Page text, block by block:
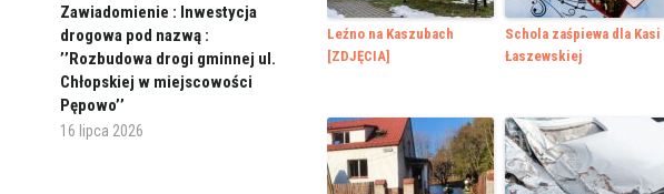
Zawiadomienie : Inwestycja
drogowa pod nazwą :
’’Rozbudowa drogi gminnej ul.
Chłopskiej w miejscowości
Pępowo’’
16 lipca 2026
Leźno na Kaszubach
[ZDJĘCIA]
Schola zaśpiewa dla Kasi
Łaszewskiej